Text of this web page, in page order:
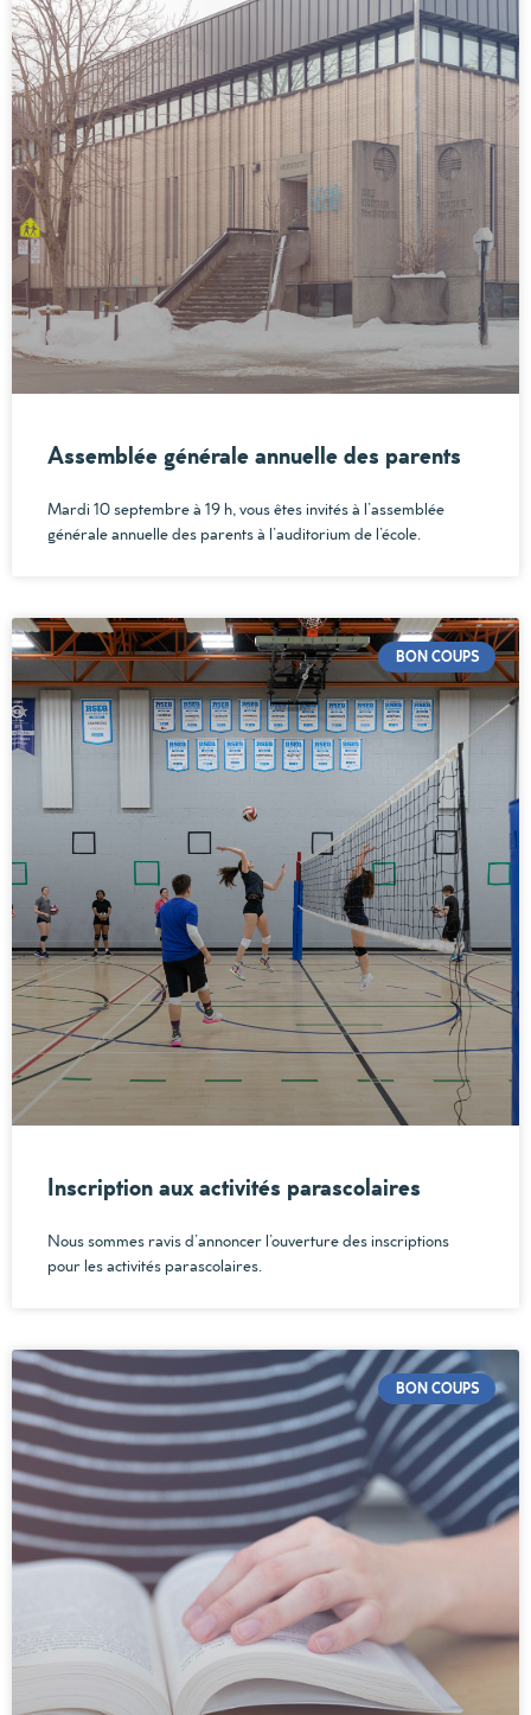
Assemblée générale annuelle des parents
Mardi 10 septembre à 19 h, vous êtes invités à l’assemblée
générale annuelle des parents à l’auditorium de l’école.
BON COUPS
Inscription aux activités parascolaires
Nous sommes ravis d’annoncer l’ouverture des inscriptions
pour les activités parascolaires.
BON COUPS